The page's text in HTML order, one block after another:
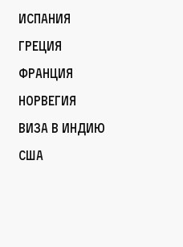
Испания
Греция
Франция
Норвегия
Виза в Индию
США